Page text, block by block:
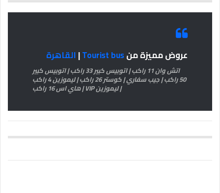
عروض مميزة منTourist bus
|القاهرة
اتش وان 11 راكب | اتوبيس كبير 33 راكب | اتوبيس كبير
50 راكب | جيب سفاري | كوستر 26 راكب | ليموزين 4 راكب
| ليموزين VIP | هاي اس 16 راكب